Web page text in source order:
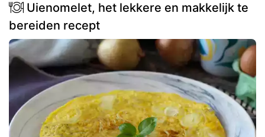
Uienomelet, het lekkere en makkelijk te
bereiden recept